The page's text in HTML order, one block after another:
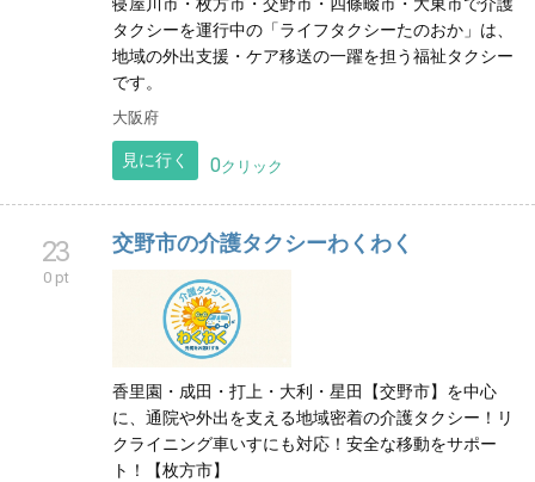
寝屋川市・枚方市・交野市・四條畷市・大東市で介護
タクシーを運行中の「ライフタクシーたのおか」は、
地域の外出支援・ケア移送の一躍を担う福祉タクシー
です。
大阪府
見に行く 0クリック
23
0 pt
交野市の介護タクシーわくわく
香里園・成田・打上・大利・星田【交野市】を中心
に、通院や外出を支える地域密着の介護タクシー！リ
クライニング車いすにも対応！安全な移動をサポー
ト！【枚方市】